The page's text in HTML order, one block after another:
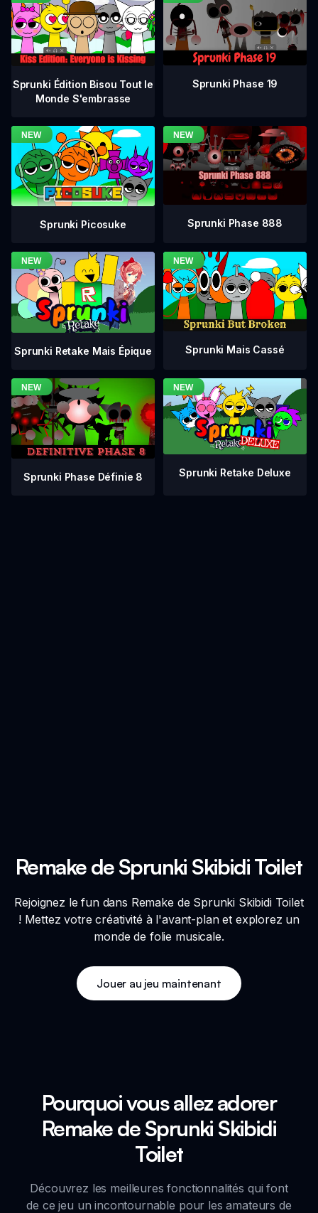
Sprunki Édition Bisou Tout le
Monde S'embrasse
Sprunki Phase 19
Sprunki Picosuke Sprunki Phase 888
Sprunki Retake Mais Épique Sprunki Mais Cassé
Sprunki Phase Définie 8 Sprunki Retake Deluxe
Remake de Sprunki Skibidi Toilet
Rejoignez le fun dans Remake de Sprunki Skibidi Toilet
! Mettez votre créativité à l'avant-plan et explorez un
monde de folie musicale.
Jouer au jeu maintenant
Pourquoi vous allez adorer
Remake de Sprunki Skibidi
Toilet
Découvrez les meilleures fonctionnalités qui font
de ce jeu un incontournable pour les amateurs de